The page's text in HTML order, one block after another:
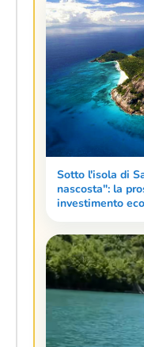
Sotto l'isola di
nascosta": la
investimento